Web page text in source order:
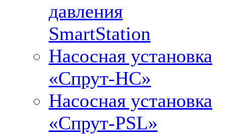
давления
SmartStation
Насосная установка
«Спрут-НС»
Насосная установка
«Спрут-PSL»